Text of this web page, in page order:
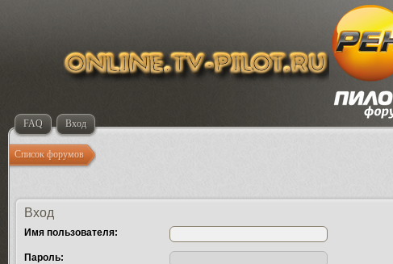
FAQ Вход
Список форумов
Вход
Имя пользователя:
Пароль: